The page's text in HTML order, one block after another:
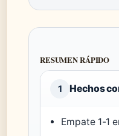
RESUMEN RÁPIDO
1 Hechos
Empate 1-1